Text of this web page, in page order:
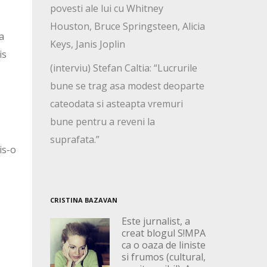
o
povesti ale lui cu Whitney
Houston, Bruce Springsteen, Alicia
Keys, Janis Joplin
(interviu) Stefan Caltia: “Lucrurile
bune se trag asa modest deoparte
cateodata si asteapta vremuri
bune pentru a reveni la
suprafata.”
CRISTINA BAZAVAN
Este jurnalist, a
creat blogul S!MPA
ca o oaza de liniste
si frumos (cultural,